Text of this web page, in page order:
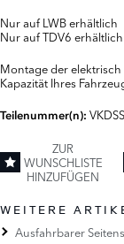
Nur auf LWB erhältlich
Nur auf TDV6 erhältlich
Montage der
Kapazität Ihres
Teilenummer(n):
ZUR
WUNSCHLISTE
HINZUFÜGEN
WEITERE
Ausfahrbarer